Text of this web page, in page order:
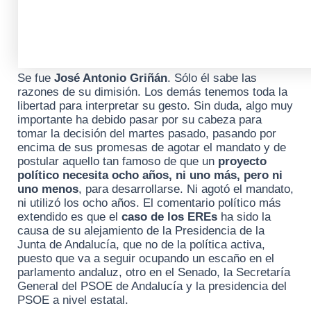
Se fue José Antonio Griñán. Sólo él sabe las
razones de su dimisión. Los demás tenemos toda la
libertad para interpretar su gesto. Sin duda, algo muy
importante ha debido pasar por su cabeza para
tomar la decisión del martes pasado, pasando por
encima de sus promesas de agotar el mandato y de
postular aquello tan famoso de que un proyecto
político necesita ocho años, ni uno más, pero ni
uno menos, para desarrollarse. Ni agotó el mandato,
ni utilizó los ocho años. El comentario político más
extendido es que el caso de los EREs ha sido la
causa de su alejamiento de la Presidencia de la
Junta de Andalucía, que no de la política activa,
puesto que va a seguir ocupando un escaño en el
parlamento andaluz, otro en el Senado, la Secretaría
General del PSOE de Andalucía y la presidencia del
PSOE a nivel estatal.